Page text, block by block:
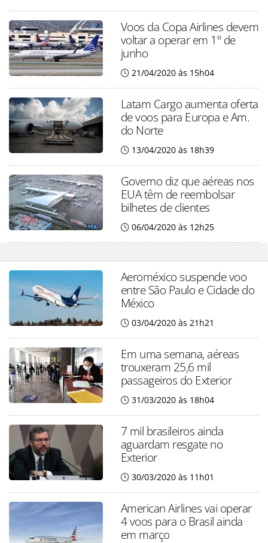
Voos da Copa Airlines devem
voltar a operar em 1º de
junho
21/04/2020 às 15h04
Latam Cargo aumenta oferta
de voos para Europa e Am.
do Norte
13/04/2020 às 18h39
Governo diz que aéreas nos
EUA têm de reembolsar
bilhetes de clientes
06/04/2020 às 12h25
Aeroméxico suspende voo
entre São Paulo e Cidade do
México
03/04/2020 às 21h21
Em uma semana, aéreas
trouxeram 25,6 mil
passageiros do Exterior
31/03/2020 às 18h04
7 mil brasileiros ainda
aguardam resgate no
Exterior
30/03/2020 às 11h01
American Airlines vai operar
4 voos para o Brasil ainda
em março